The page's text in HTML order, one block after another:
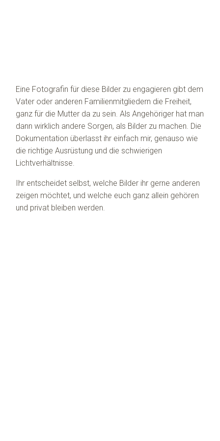
Eine Fotografin für diese Bilder zu engagieren gibt dem
Vater oder anderen Familienmitgliedern die Freiheit,
ganz für die Mutter da zu sein. Als Angehöriger hat man
dann wirklich andere Sorgen, als Bilder zu machen. Die
Dokumentation überlasst ihr einfach mir, genauso wie
die richtige Ausrüstung und die schwierigen
Lichtverhältnisse.
Ihr entscheidet selbst, welche Bilder ihr gerne anderen
zeigen möchtet, und welche euch ganz allein gehören
und privat bleiben werden.